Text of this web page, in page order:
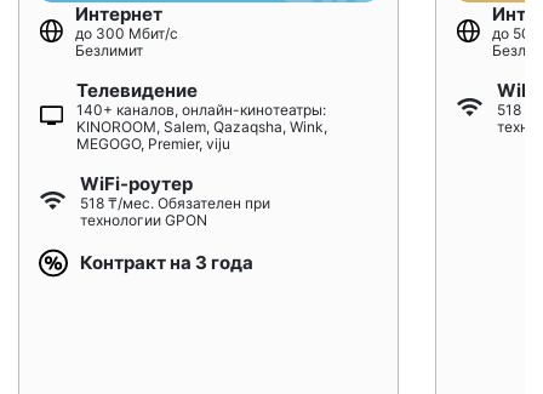
Интернет
до 300 Мбит/с
Безлимит
Телевидение
140+ каналов, онлайн-кинотеатры:
KINOROOM, Salem, Qazaqsha, Wink,
MEGOGO, Premier, viju
WiFi-роутер
518 ₸/мес. Обязателен при
технологии GPON
Контракт на 3 года
до
518